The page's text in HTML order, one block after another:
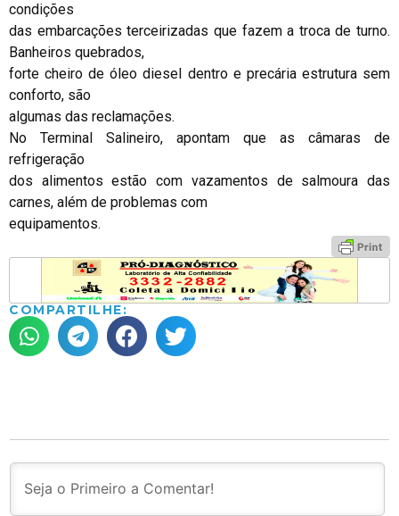
condições
das embarcações terceirizadas que fazem a troca de turno.
Banheiros quebrados,
forte cheiro de óleo diesel dentro e precária estrutura sem
conforto, são
algumas das reclamações.
No Terminal Salineiro, apontam que as câmaras de
refrigeração
dos alimentos estão com vazamentos de salmoura das
carnes, além de problemas com
equipamentos.
COMPARTILHE: